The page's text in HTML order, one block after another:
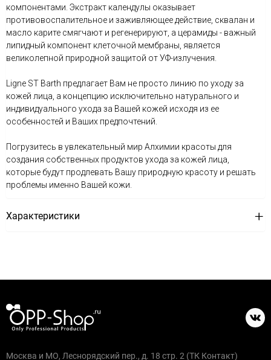
компонентами. Экстракт календулы оказывает
противовоспалительное и заживляющее действие, сквалан и
масло карите смягчают и регенерируют, а церамиды - важный
липидный компонент клеточной мембраны, является
великолепной природной защитой от УФ-излучения.
Ligne ST Barth предлагает Вам не просто линию по уходу за
кожей лица, а концепцию исключительно натурального и
индивидуального ухода за Вашей кожей исходя из ее
особенностей и Ваших предпочтений.
Погрузитесь в увлекательный мир Алхимии красоты для
создания собственных продуктов ухода за кожей лица,
которые будут продлевать Вашу природную красоту и решать
проблемы именно Вашей кожи.
Характеристики
Москва и МО, Леснорядский пер., д. 18 стр. 2 (ТК Контакт)